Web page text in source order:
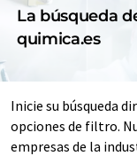
La búsqueda
quimica.es
Inicie su búsqueda
opciones de filtro.
empresas de la